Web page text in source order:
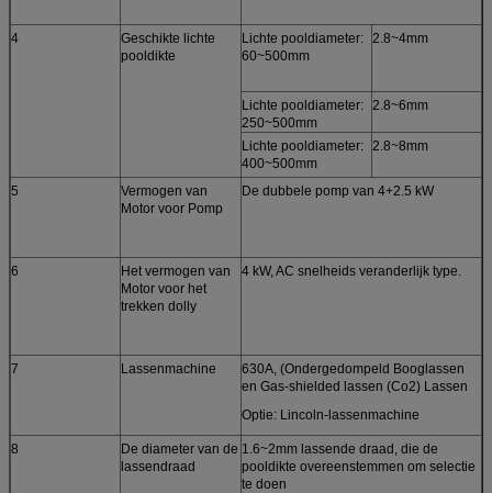
4
Geschikte lichte
pooldikte
Lichte pooldiameter:
60~500mm
2.8~4mm
Lichte pooldiameter:
250~500mm
2.8~6mm
Lichte pooldiameter:
400~500mm
2.8~8mm
5
Vermogen van
Motor voor Pomp
De dubbele pomp van 4+2.5 kW
6
Het vermogen van
Motor voor het
trekken dolly
4 kW, AC snelheids veranderlijk type.
7 Lassenmachine
630A, (Ondergedompeld Booglassen
en Gas-shielded lassen (Co2) Lassen
Optie: Lincoln-lassenmachine
8
De diameter van de
lassendraad
1.6~2mm lassende draad, die de
pooldikte overeenstemmen om selectie
te doen